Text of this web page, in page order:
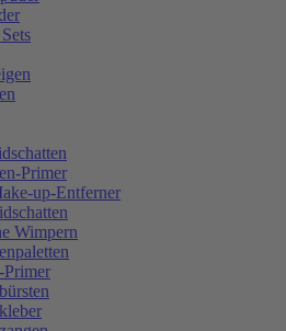
Primer
up-Entferner
Wimpern
Primer